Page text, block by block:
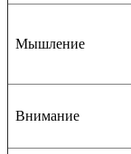
Мышление
Внимание